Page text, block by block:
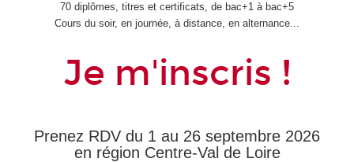
70 diplômes, titres et certificats, de bac+1 à bac+5
Cours du soir, en journée, à distance, en alternance...
Je m'inscris !
Prenez RDV du 1 au 26 septembre 2026
en région Centre-Val de Loire